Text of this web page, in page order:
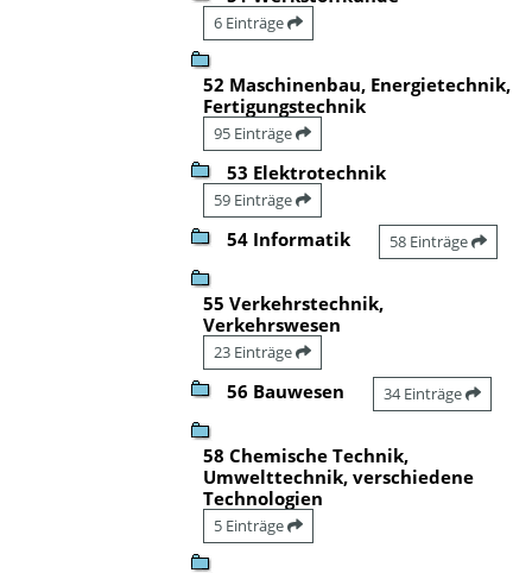
6 Einträge
52 Maschinenbau, Energietechnik,
Fertigungstechnik
95 Einträge
53 Elektrotechnik
59 Einträge
54 Informatik 58 Einträge
55 Verkehrstechnik,
Verkehrswesen
23 Einträge
56 Bauwesen 34 Einträge
58 Chemische Technik,
Umwelttechnik, verschiedene
Technologien
5 Einträge